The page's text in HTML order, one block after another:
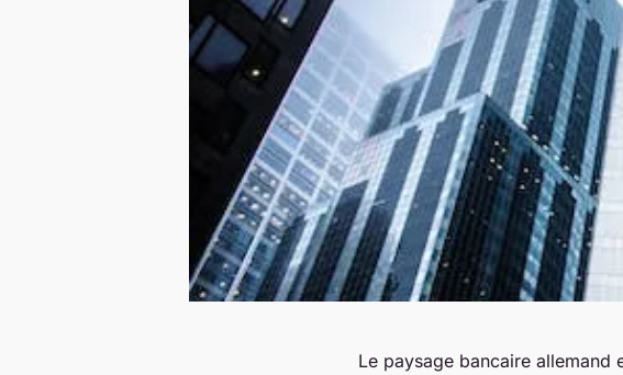
Le paysage bancaire allemand